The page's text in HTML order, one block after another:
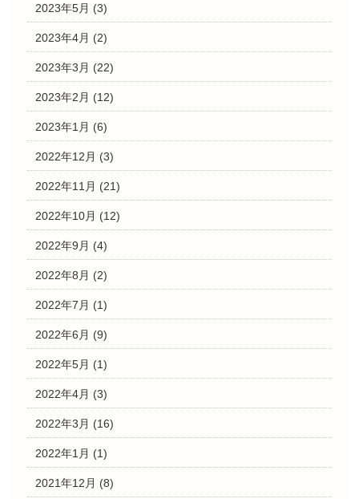
2023年5月 (3)
2023年4月 (2)
2023年3月 (22)
2023年2月 (12)
2023年1月 (6)
2022年12月 (3)
2022年11月 (21)
2022年10月 (12)
2022年9月 (4)
2022年8月 (2)
2022年7月 (1)
2022年6月 (9)
2022年5月 (1)
2022年4月 (3)
2022年3月 (16)
2022年1月 (1)
2021年12月 (8)